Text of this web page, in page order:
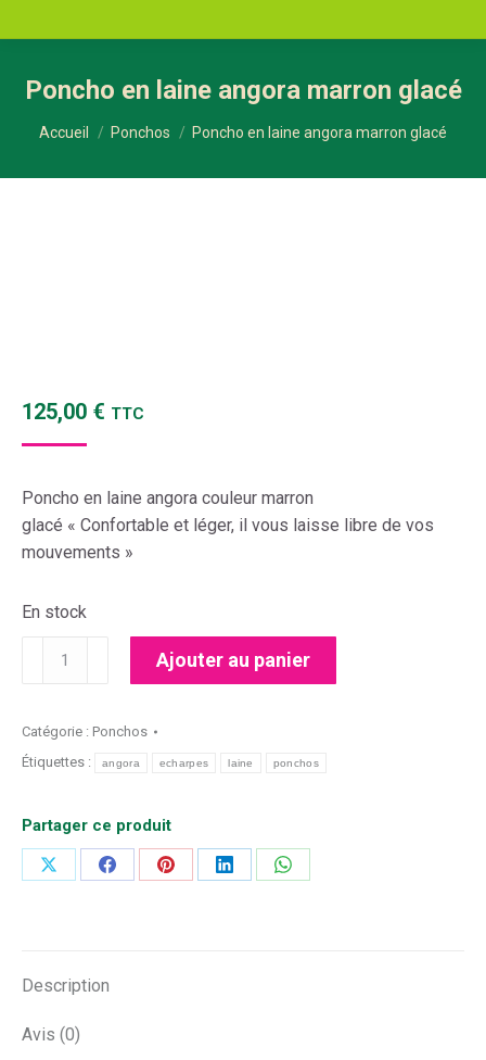
Poncho en laine angora marron glacé
Vous êtes ici :
Accueil Ponchos Poncho en laine angora marron glacé
125,00 € TTC
Poncho en laine angora couleur marron
glacé « Confortable et léger, il vous laisse libre de vos
mouvements »
En stock
quantité
en
laine
Ajouter au panier
Catégorie : Ponchos
Étiquettes :
angora echarpes laine ponchos
Partager ce produit
PartagerPartagerPartagerPartagerPartager
Description
Avis (0)